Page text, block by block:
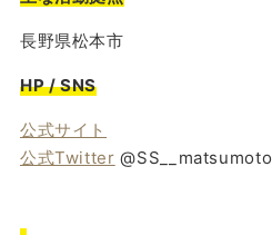
長野県松本市
HP / SNS
公式サイト
公式Twitter @SS__matsumoto